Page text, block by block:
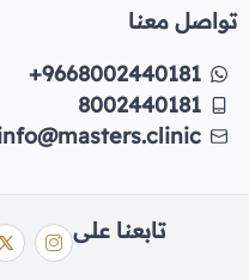
تواصل معنا
+9668002440181
8002440181
info@masters.clinic
تابعنا على